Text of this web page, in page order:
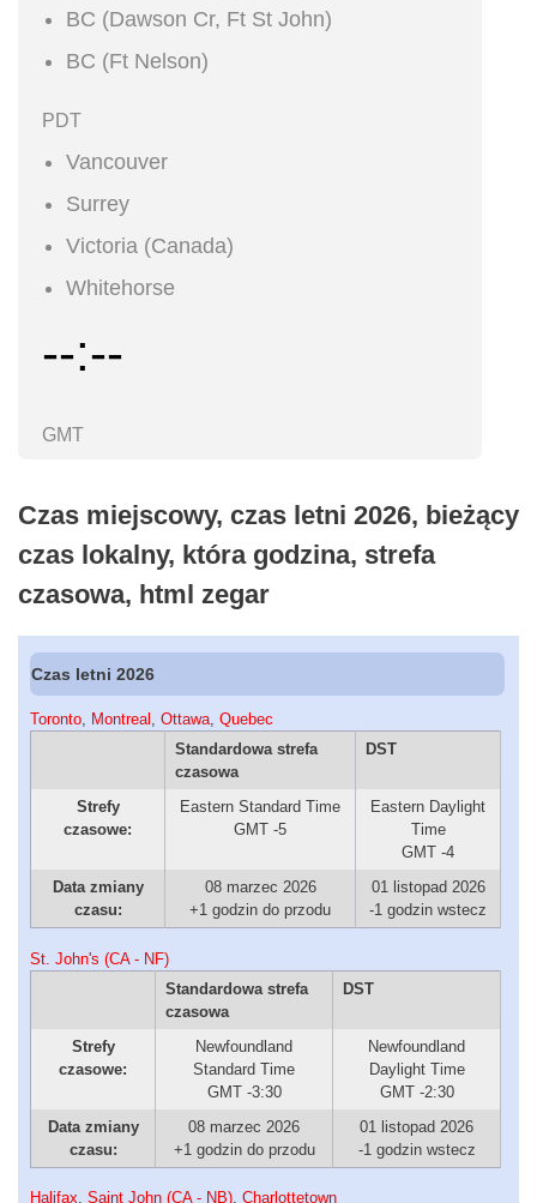
BC (Dawson Cr, Ft St John)
BC (Ft Nelson)
PDT
Vancouver
Surrey
Victoria (Canada)
Whitehorse
--:--
GMT
Czas miejscowy, czas letni 2026, bieżący
czas lokalny, która godzina, strefa
czasowa, html zegar
Czas letni 2026
Toronto, Montreal , Ottawa, Quebec
Standardowa strefa
czasowa
DST
Strefy
czasowe:
Eastern Standard Time
GMT -5
Eastern Daylight
Time
GMT -4
Data zmiany
czasu:
08 marzec 2026
+1 godzin do przodu
01 listopad 2026
-1 godzin wstecz
St. John's (CA - NF)
Standardowa strefa
czasowa
DST
Strefy
czasowe:
Newfoundland
Standard Time
GMT -3:30
Newfoundland
Daylight Time
GMT -2:30
Data zmiany
czasu:
08 marzec 2026
+1 godzin do przodu
01 listopad 2026
-1 godzin wstecz
Halifax Saint John (CA - NB) Charlottetown